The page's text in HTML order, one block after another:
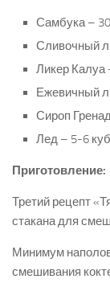
Самбука –
Сливочный
Ликер Калуа
Ежевичный
Сироп
Лед – 5-6
Приготовление:
Третий рецепт
стакана для
Минимум
смешивания